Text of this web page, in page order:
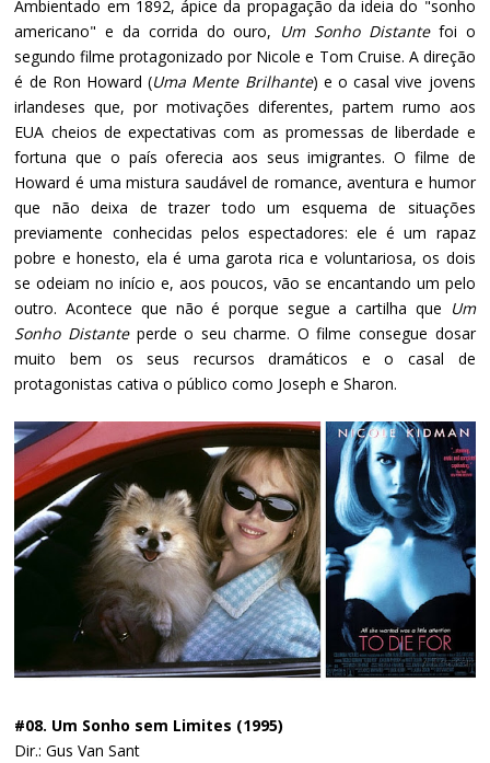
Ambientado em 1892, ápice da propagação da ideia do "sonho
americano" e da corrida do ouro, Um Sonho Distante foi o
segundo filme protagonizado por Nicole e Tom Cruise. A direção
é de Ron Howard (Uma Mente Brilhante) e o casal vive jovens
irlandeses que, por motivações diferentes, partem rumo aos
EUA cheios de expectativas com as promessas de liberdade e
fortuna que o país oferecia aos seus imigrantes. O filme de
Howard é uma mistura saudável de romance, aventura e humor
que não deixa de trazer todo um esquema de situações
previamente conhecidas pelos espectadores: ele é um rapaz
pobre e honesto, ela é uma garota rica e voluntariosa, os dois
se odeiam no início e, aos poucos, vão se encantando um pelo
outro. Acontece que não é porque segue a cartilha que Um
Sonho Distante perde o seu charme. O filme consegue dosar
muito bem os seus recursos dramáticos e o casal de
protagonistas cativa o público como Joseph e Sharon.
#08. Um Sonho sem Limites (1995)
Dir.: Gus Van Sant